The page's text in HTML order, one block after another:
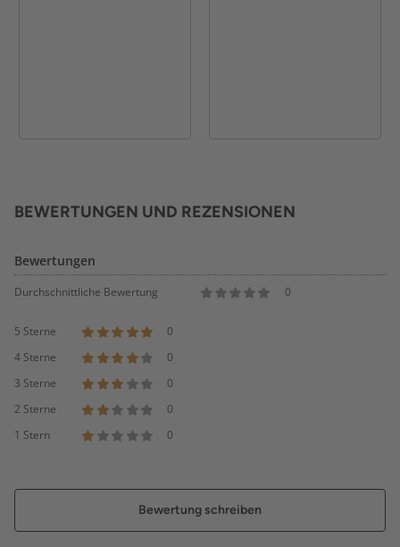
BEWERTUNGEN UND REZENSIONEN
Bewertungen
Durchschnittliche Bewertung 0
5 Sterne
0
4 Sterne
0
3 Sterne
0
2 Sterne
0
1 Stern
0
Bewertung schreiben